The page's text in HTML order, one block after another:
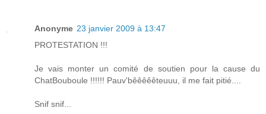
Anonyme 23 janvier 2009 à 13:47
PROTESTATION !!!
Je vais monter un comité de soutien pour la cause du
ChatBouboule !!!!!! Pauv'bêêêêêteuuu, il me fait pitié....
Snif snif...